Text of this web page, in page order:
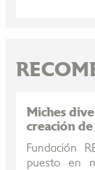
Miches
creación
Fundación
puesto en